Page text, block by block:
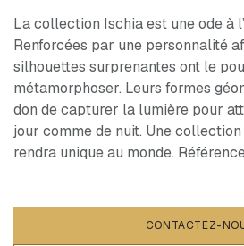
La collection Ischia est une ode à
Renforcées par une personnalité
silhouettes surprenantes ont le
métamorphoser. Leurs formes
don de capturer la lumière pour
jour comme de nuit. Une
rendra unique au monde.
CONTACTEZ-